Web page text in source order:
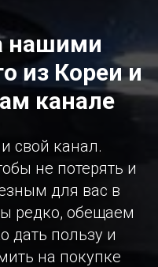
нашими
из Кореи и
канале
свой канал.
не потерять и
для вас в
редко, обещаем
дать пользу и
на покупке